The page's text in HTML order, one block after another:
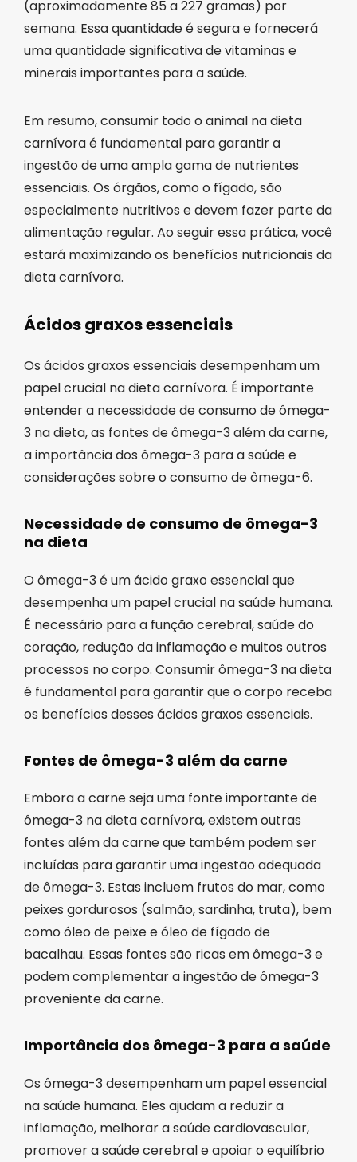
(aproximadamente 85 a 227 gramas) por
semana. Essa quantidade é segura e fornecerá
uma quantidade significativa de vitaminas e
minerais importantes para a saúde.
Em resumo, consumir todo o animal na dieta
carnívora é fundamental para garantir a
ingestão de uma ampla gama de nutrientes
essenciais. Os órgãos, como o fígado, são
especialmente nutritivos e devem fazer parte da
alimentação regular. Ao seguir essa prática, você
estará maximizando os benefícios nutricionais da
dieta carnívora.
Ácidos graxos essenciais
Os ácidos graxos essenciais desempenham um
papel crucial na dieta carnívora. É importante
entender a necessidade de consumo de ômega-
3 na dieta, as fontes de ômega-3 além da carne,
a importância dos ômega-3 para a saúde e
considerações sobre o consumo de ômega-6.
Necessidade de consumo de ômega-3
na dieta
O ômega-3 é um ácido graxo essencial que
desempenha um papel crucial na saúde humana.
É necessário para a função cerebral, saúde do
coração, redução da inflamação e muitos outros
processos no corpo. Consumir ômega-3 na dieta
é fundamental para garantir que o corpo receba
os benefícios desses ácidos graxos essenciais.
Fontes de ômega-3 além da carne
Embora a carne seja uma fonte importante de
ômega-3 na dieta carnívora, existem outras
fontes além da carne que também podem ser
incluídas para garantir uma ingestão adequada
de ômega-3. Estas incluem frutos do mar, como
peixes gordurosos (salmão, sardinha, truta), bem
como óleo de peixe e óleo de fígado de
bacalhau. Essas fontes são ricas em ômega-3 e
podem complementar a ingestão de ômega-3
proveniente da carne.
Importância dos ômega-3 para a saúde
Os ômega-3 desempenham um papel essencial
na saúde humana. Eles ajudam a reduzir a
inflamação, melhorar a saúde cardiovascular,
promover a saúde cerebral e apoiar o equilíbrio